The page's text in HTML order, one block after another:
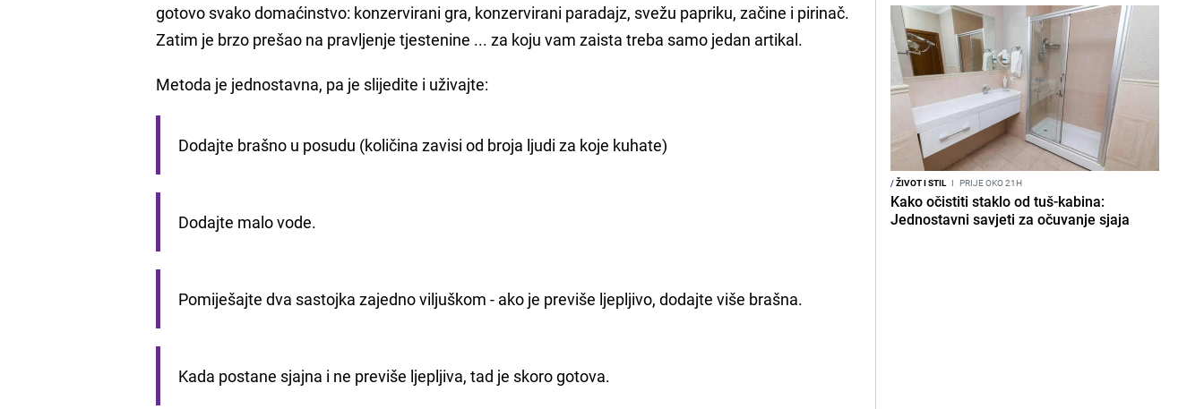
gotovo svako domaćinstvo: konzervirani gra, konzervirani paradajz, svežu papriku, začine i pirinač.
Zatim je brzo prešao na pravljenje tjestenine ... za koju vam zaista treba samo jedan artikal.
Metoda je jednostavna, pa je slijedite i uživajte:
Dodajte brašno u posudu (količina zavisi od broja ljudi za koje kuhate)
Dodajte malo vode.
Pomiješajte dva sastojka zajedno viljuškom - ako je previše ljepljivo, dodajte više brašna.
Kada postane sjajna i ne previše ljepljiva, tad je skoro gotova.
/ŽIVOT I STIL I PRIJE OKO 21H
Kako očistiti staklo od tuš-kabina:
Jednostavni savjeti za očuvanje sjaja